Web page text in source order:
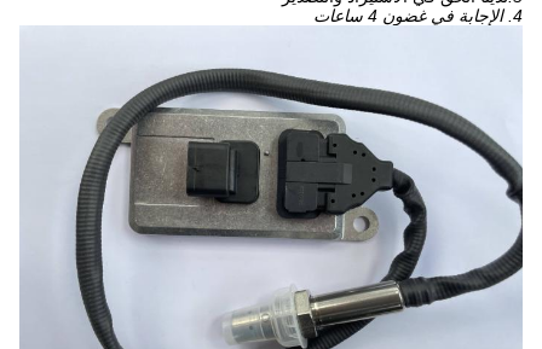
4. الإجابة في غضون 4 ساعات